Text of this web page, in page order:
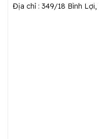
Địa chỉ : 349/18 Bình Lợi,